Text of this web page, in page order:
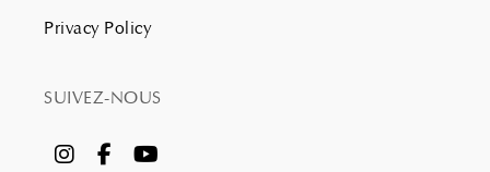
Privacy Policy
SUIVEZ-NOUS